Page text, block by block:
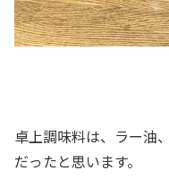
卓上調味料は、ラー油
だったと思います。